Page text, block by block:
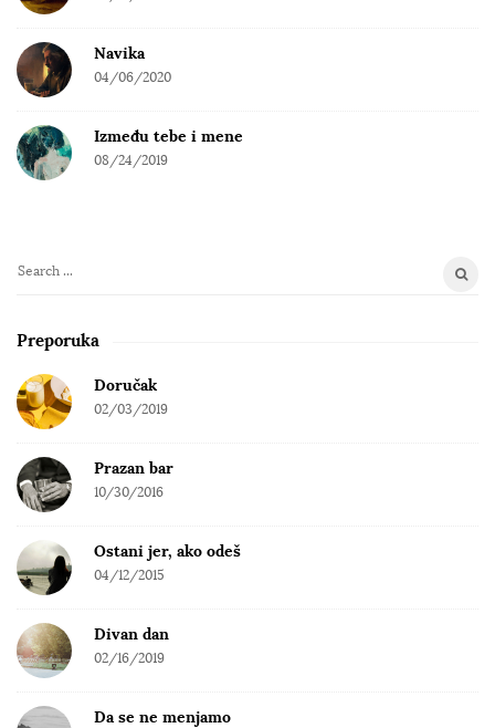
Navika
04/06/2020
Između tebe i mene
08/24/2019
S
a
c
h
r
Preporuka
Doručak
02/03/2019
Prazan bar
10/30/2016
Ostani jer, ako odeš
04/12/2015
Divan dan
02/16/2019
Da se ne menjamo